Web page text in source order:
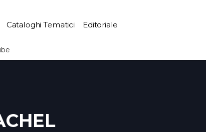
Cataloghi Tematici Editoriale